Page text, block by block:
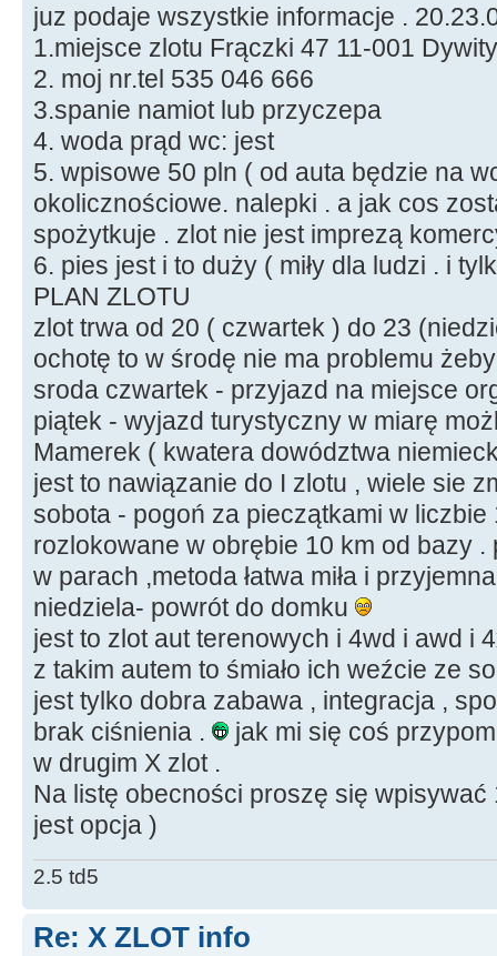
juz podaje wszystkie informacje .
1.miejsce zlotu Frączki 47 11-001 Dywity
2. moj nr.tel 535 046 666
3.spanie namiot lub przyczepa
4. woda prąd wc: jest
5. wpisowe 50 pln ( od auta będzie na
okolicznościowe. nalepki . a jak cos
spożytkuje . zlot nie jest imprezą
6. pies jest i to duży ( miły dla ludzi . i
PLAN ZLOTU
zlot trwa od 20 ( czwartek ) do 23
ochotę to w środę nie ma problemu
sroda czwartek - przyjazd na miejsce
piątek - wyjazd turystyczny w miarę
Mamerek ( kwatera dowództwa
jest to nawiązanie do I zlotu , wiele sie
sobota - pogoń za pieczątkami w liczbie
rozlokowane w obrębie 10 km od bazy
w parach ,metoda łatwa miła i przyjemna
niedziela- powrót do domku
jest to zlot aut terenowych i 4wd i awd i
z takim autem to śmiało ich weźcie ze
jest tylko dobra zabawa , integracja ,
brak ciśnienia .
jak mi się coś
w drugim X zlot .
Na listę obecności proszę się
jest opcja )
2.5 td5
Re: X ZLOT info